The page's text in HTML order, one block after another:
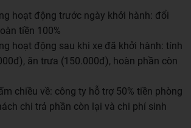
hoạt động trước ngày khởi hành: đổi
tiền 100%
hoạt động sau khi xe đã khởi hành: tính
ăn trưa (150.000đ), hoàn phần còn
chiều về: công ty hỗ trợ 50% tiền phòng
chi trả phần còn lại và chi phí sinh